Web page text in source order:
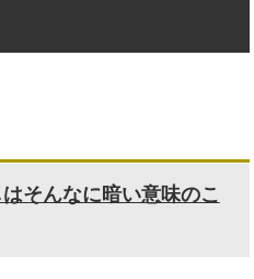
そんなに暗い意味のこ